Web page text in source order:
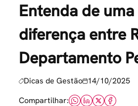
Entenda de
diferença entre
Departamento
Dicas de Gestão 14/10/2025
Compartilhar: